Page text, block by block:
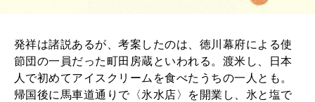
発祥は諸説あるが、考案したのは、徳川幕府による使
節団の一員だった町田房蔵といわれる。渡米し、日本
人で初めてアイスクリームを食べたうちの一人とも。
帰国後に馬車道通りで〈氷水店〉を開業し、氷と塩で